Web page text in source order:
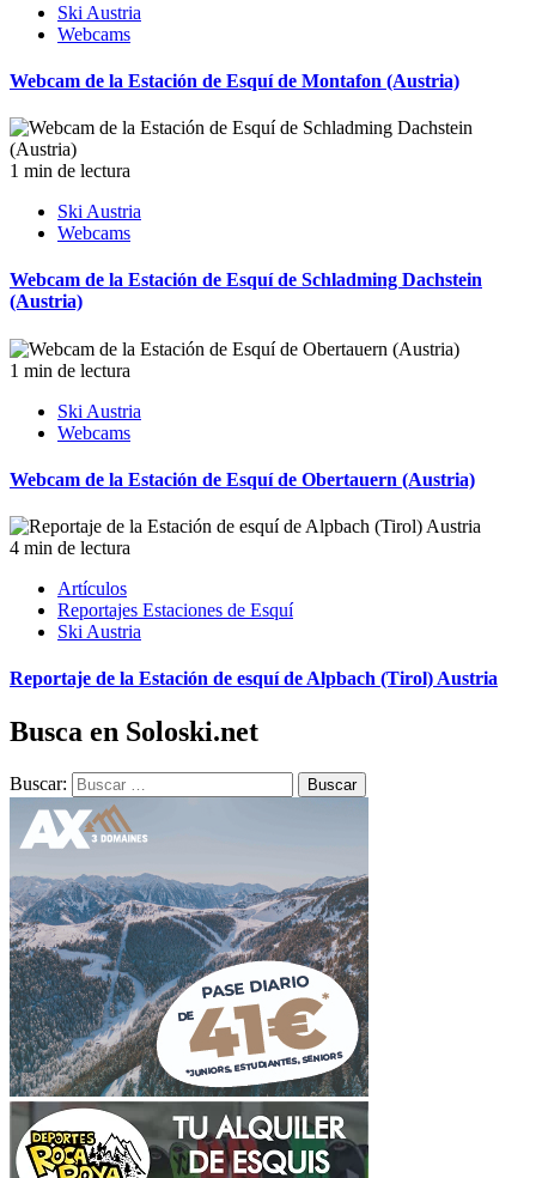
Ski Austria
Webcams
Webcam de la Estación de Esquí de Montafon (Austria)
1 min de lectura
Ski Austria
Webcams
Webcam de la Estación de Esquí de Schladming Dachstein
(Austria)
1 min de lectura
Ski Austria
Webcams
Webcam de la Estación de Esquí de Obertauern (Austria)
4 min de lectura
Artículos
Reportajes Estaciones de Esquí
Ski Austria
Reportaje de la Estación de esquí de Alpbach (Tirol) Austria
Busca en Soloski.net
Buscar: